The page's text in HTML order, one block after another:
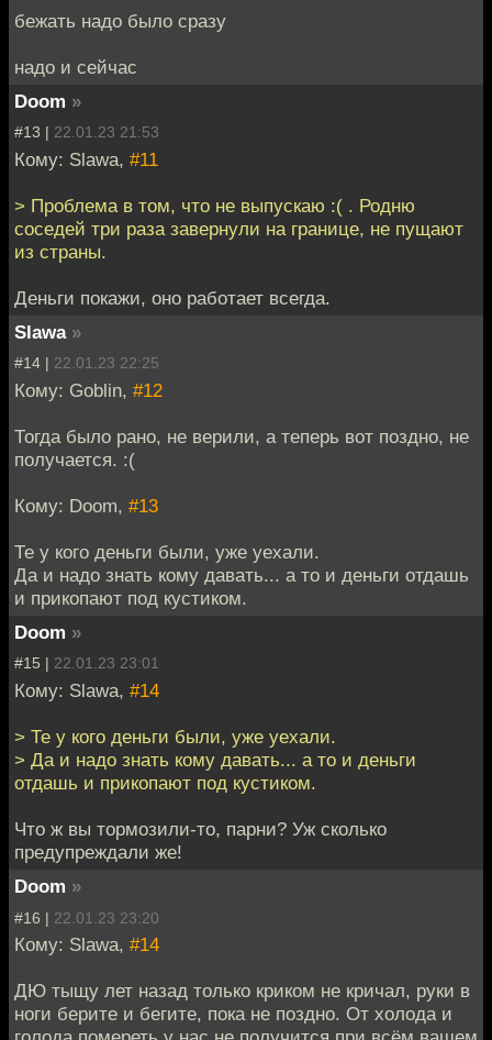
бежать надо было сразу
надо и сейчас
Doom »
#13 | 22.01.23 21:53
Кому: Slawa, #11
> Проблема в том, что не выпускаю :( . Родню
соседей три раза завернули на границе, не пущают
из страны.
Деньги покажи, оно работает всегда.
Slawa »
#14 | 22.01.23 22:25
Кому: Goblin, #12
Тогда было рано, не верили, а теперь вот поздно, не
получается. :(
Кому: Doom, #13
Те у кого деньги были, уже уехали.
Да и надо знать кому давать... а то и деньги отдашь
и прикопают под кустиком.
Doom »
#15 | 22.01.23 23:01
Кому: Slawa, #14
> Те у кого деньги были, уже уехали.
> Да и надо знать кому давать... а то и деньги
отдашь и прикопают под кустиком.
Что ж вы тормозили-то, парни? Уж сколько
предупреждали же!
Doom »
#16 | 22.01.23 23:20
Кому: Slawa, #14
ДЮ тыщу лет назад только криком не кричал, руки в
ноги берите и бегите, пока не поздно. От холода и